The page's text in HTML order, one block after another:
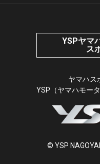
YSPヤマ
ス
ヤマハス
YSP（ヤマハモー
© YSP